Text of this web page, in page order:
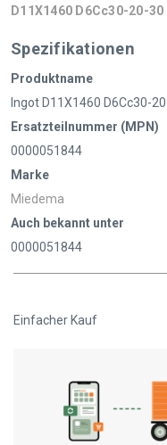
D11X1460 D6Cc30-20-30
Spezifikationen
Produktname
Ingot D11X1460 D6Cc30-
Ersatzteilnummer (MPN)
0000051844
Marke
Miedema
Auch bekannt unter
0000051844
Einfacher Kauf